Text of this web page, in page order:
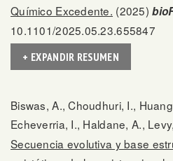
Químico Excedente. (2025)
10.1101/2025.05.23.655847
+ EXPANDIR RESUMEN
Biswas, A., Choudhuri, I.,
Echeverria, I., Haldane, A.,
Secuencia evolutiva y base